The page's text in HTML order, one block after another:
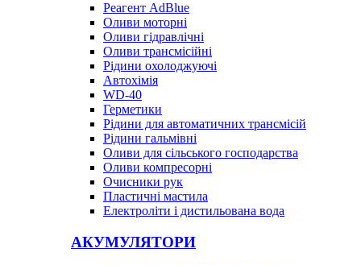
Реагент AdBlue
Оливи моторні
Оливи гідравлічні
Оливи трансмісійні
Рідини охолоджуючі
Автохімія
WD-40
Герметики
Рідини для автоматичних трансмісій
Рідини гальмівні
Оливи для сільського господарства
Оливи компресорні
Очисники рук
Пластичні мастила
Електроліти і дистильована вода
АКУМУЛЯТОРИ